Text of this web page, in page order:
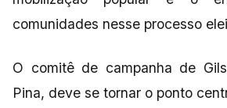
comunidades nesse processo
O comitê de campanha de
Pina, deve se tornar o ponto